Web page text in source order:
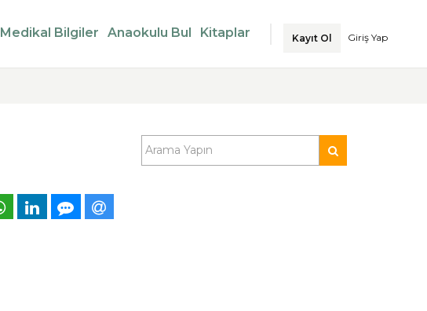
Medikal Bilgiler Anaokulu Bul Kitaplar Kayıt Ol Giriş Yap